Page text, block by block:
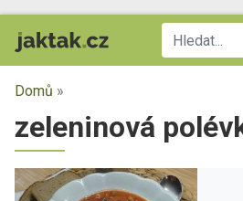
Domů »
zeleninová